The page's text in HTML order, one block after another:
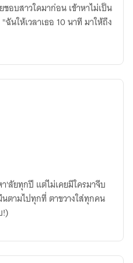
อบสาวใดมาก่อน เข้าหาไม่เป็น
ฉันให้เวลาเธอ 10 นาที มาให้ถึง
ลัยทุกปี แต่ไม่เคยมีใครมาจีบ
นตามไปทุกที่ ตาขวางใส่ทุกคน
!)